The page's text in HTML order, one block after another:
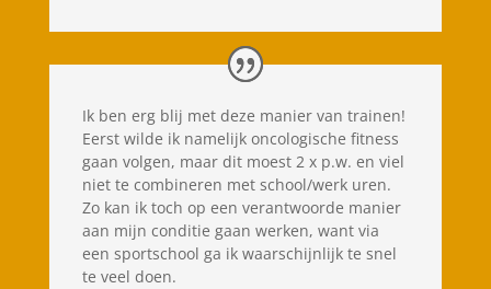
Ik ben erg blij met deze manier van trainen!
Eerst wilde ik namelijk oncologische fitness
gaan volgen, maar dit moest 2 x p.w. en viel
niet te combineren met school/werk uren.
Zo kan ik toch op een verantwoorde manier
aan mijn conditie gaan werken, want via
een sportschool ga ik waarschijnlijk te snel
te veel doen.